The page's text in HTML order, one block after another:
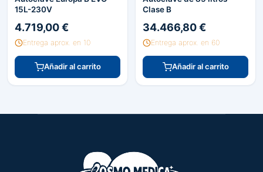
15L-230V
4.719,00 €
Entrega aprox. en 10
Añadir al carrito
Clase B
34.466,80 €
Entrega aprox. en 60
Añadir al carrito